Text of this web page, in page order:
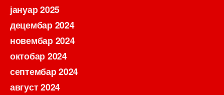
јануар 2025
децембар 2024
новембар 2024
октобар 2024
септембар 2024
август 2024